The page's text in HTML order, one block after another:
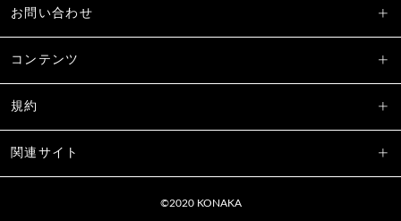
お問い合わせ
コンテンツ
規約
関連サイト
©2020 KONAKA